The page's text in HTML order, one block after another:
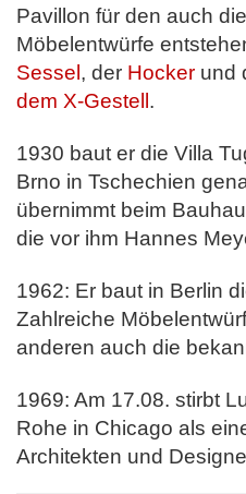
Pavillon für den auch
Möbelentwürfe
Sessel , der Hocker und
dem X-Gestell .
1930 baut er die Villa
Brno in Tschechien
übernimmt beim
die vor ihm Hannes
1962: Er baut in Berlin
Zahlreiche
anderen auch die
1969: Am 17.08. stirbt
Rohe in Chicago als
Architekten und